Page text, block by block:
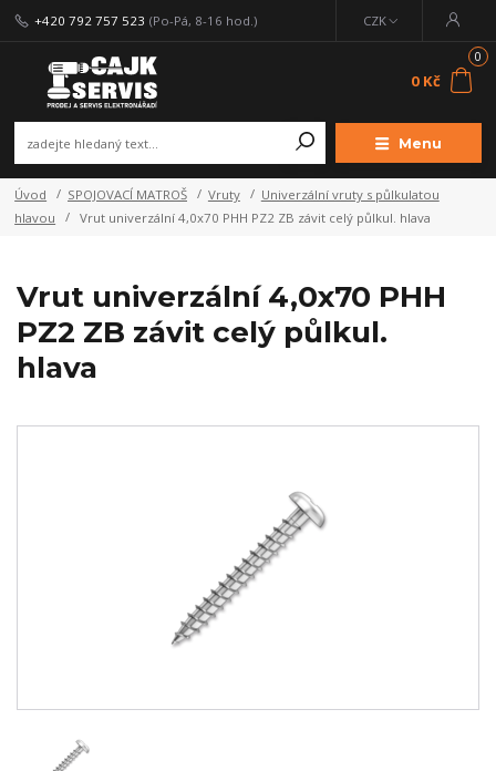
Menu
CZK
+420 792 757 523 (Po-Pá, 8-16 hod.)
0
0 Kč
Úvod SPOJOVACÍ MATROŠ Vruty
Univerzální vruty s půlkulatou
hlavou
Vrut univerzální 4,0x70 PHH PZ2 ZB závit celý půlkul. hlava
Vrut univerzální 4,0x70 PHH
PZ2 ZB závit celý půlkul.
hlava